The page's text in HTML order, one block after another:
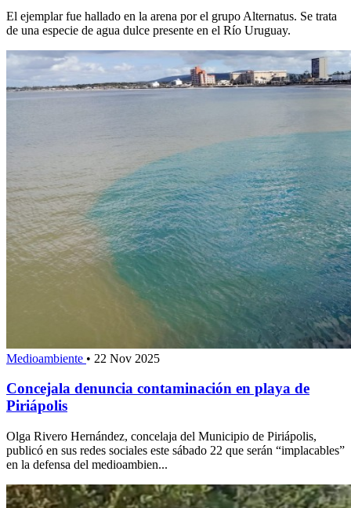
El ejemplar fue hallado en la arena por el grupo Alternatus. Se trata
de una especie de agua dulce presente en el Río Uruguay.
Medioambiente • 22 Nov 2025
Concejala denuncia contaminación en playa de
Piriápolis
Olga Rivero Hernández, concelaja del Municipio de Piriápolis,
publicó en sus redes sociales este sábado 22 que serán “implacables”
en la defensa del medioambien...